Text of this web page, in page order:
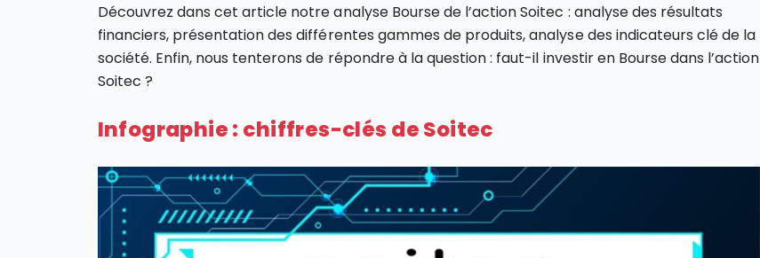
Découvrez dans cet article notre analyse Bourse de l’action Soitec : analyse des résultats
financiers, présentation des différentes gammes de produits, analyse des indicateurs clé de la
société. Enfin, nous tenterons de répondre à la question : faut-il investir en Bourse dans l’action
Soitec ?
Infographie : chiffres-clés de Soitec